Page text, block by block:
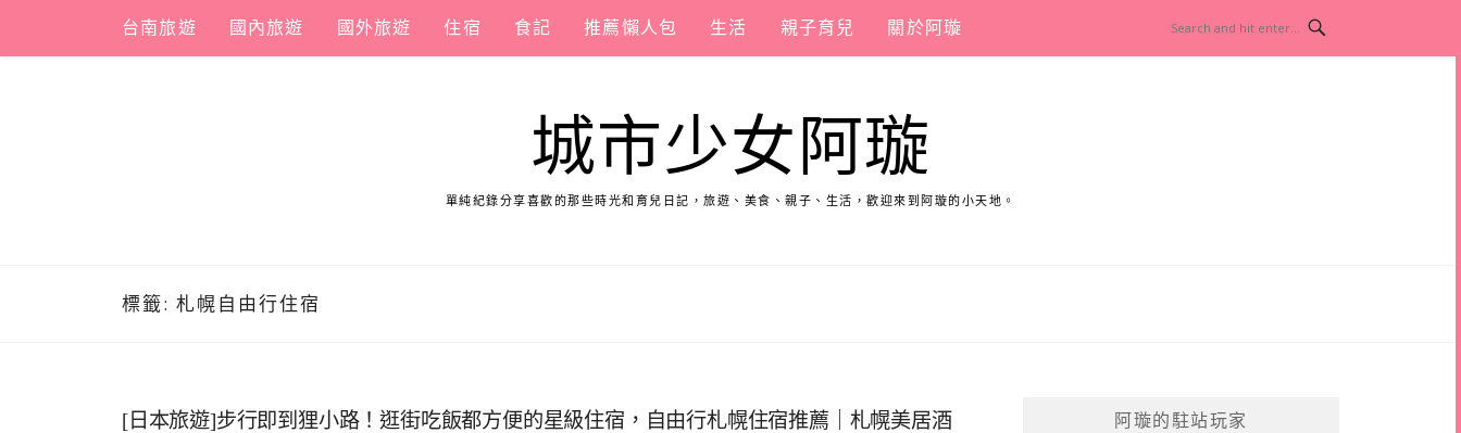
content
台南旅遊 國內旅遊 國外旅遊 住宿 食記 推薦懶人包 生活 親子育兒 關於阿璇
城市少女阿璇
單純紀錄分享喜歡的那些時光和育兒日記，旅遊、美食、親子、生活，歡迎來到阿璇的小天地。
標籤: 札幌自由行住宿
[日本旅遊]步行即到狸小路！逛街吃飯都方便的星級住宿，自由行札幌住宿推薦｜札幌美居酒
阿璇的駐站玩家